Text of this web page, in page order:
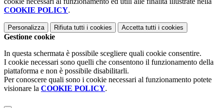
COOKIE POLICY.
Personalizza Rifiuta tutti i cookies Accetta tutti i cookies
Gestione cookie
In questa schermata è possibile scegliere quali cookie consentire.
I cookie necessari sono quelli che consentono il funzionamento della
piattaforma e non è possibile disabilitarli.
Per conoscere quali sono i cookie necessari al funzionamento potete
visionare la COOKIE POLICY.